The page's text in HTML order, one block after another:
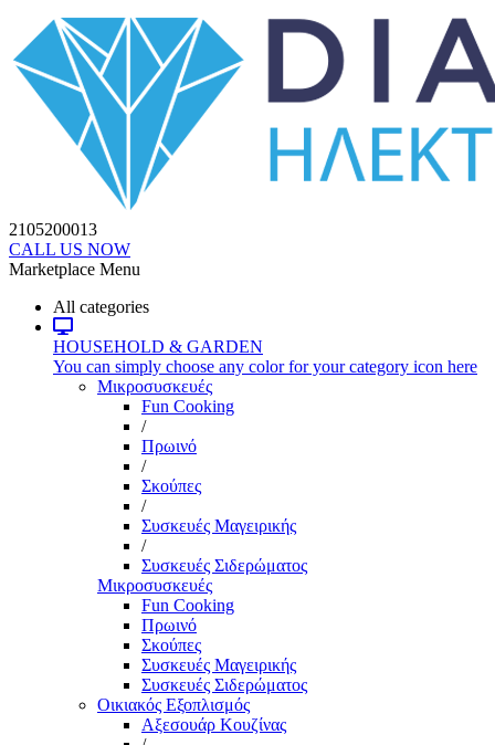
2105200013
CALL US NOW
Marketplace Menu
All categories
HOUSEHOLD & GARDEN
You can simply choose any color for your category icon here
Μικροσυσκευές
Fun Cooking
/
Πρωινό
/
Σκούπες
/
Συσκευές Μαγειρικής
/
Συσκευές Σιδερώματος
Μικροσυσκευές
Fun Cooking
Πρωινό
Σκούπες
Συσκευές Μαγειρικής
Συσκευές Σιδερώματος
Οικιακός Εξοπλισμός
Αξεσουάρ Κουζίνας